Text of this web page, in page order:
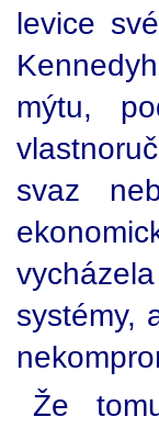
levice
mýtu,
svaz
systémy,
Že